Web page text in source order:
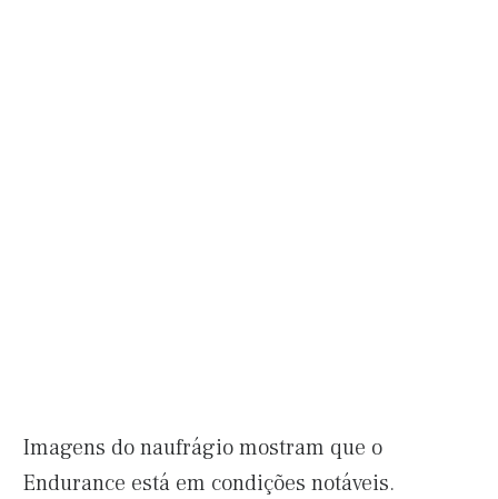
Imagens do naufrágio mostram que o
Endurance está em condições notáveis.